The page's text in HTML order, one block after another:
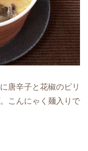
唐辛子と花椒のピリ
こんにゃく麺入りで